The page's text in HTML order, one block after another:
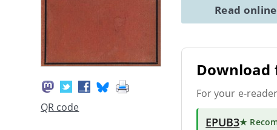
QR code
Read
Download
For your e-
EPUB3★